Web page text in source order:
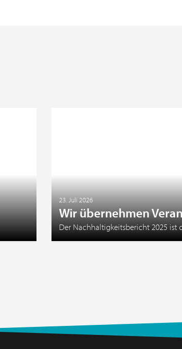
23. Juli 2026
Wir übernehmen
Der Nachhaltigkeitsbericht 2025 ist